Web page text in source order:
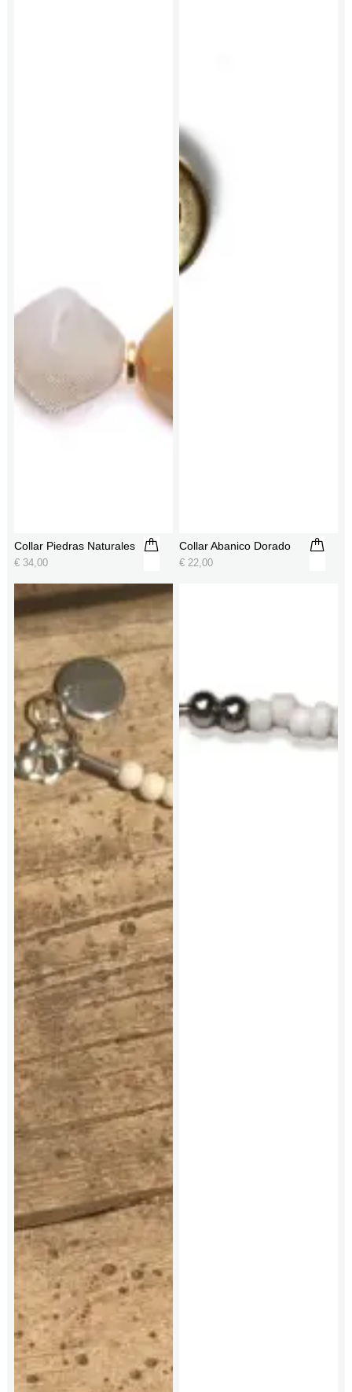
Collar Piedras Naturales
€34,00
Collar Abanico Dorado
€ 22,00